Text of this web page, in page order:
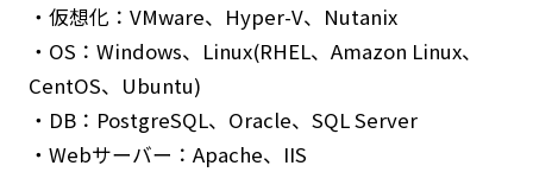
・仮想化：VMware、Hyper-V、Nutanix
・OS：Windows、Linux(RHEL、Amazon Linux、
CentOS、Ubuntu)
・DB：PostgreSQL、Oracle、SQL Server
・Webサーバー：Apache、IIS